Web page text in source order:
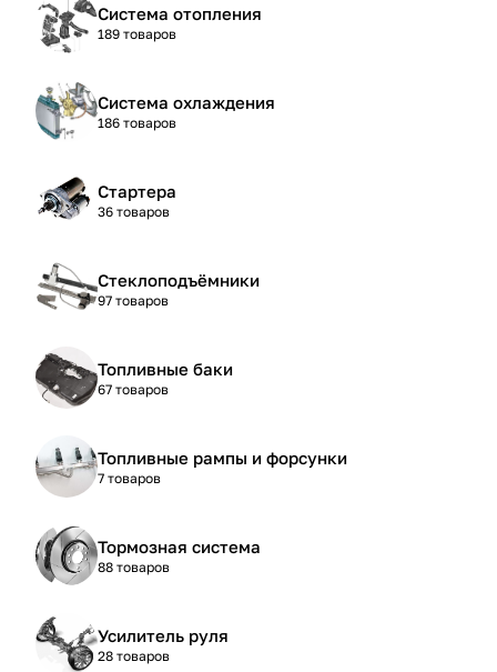
Система отопления
189 товаров
Система охлаждения
186 товаров
Стартера
36 товаров
Стеклоподъёмники
97 товаров
Топливные баки
67 товаров
Топливные рампы и форсунки
7 товаров
Тормозная система
88 товаров
Усилитель руля
28 товаров